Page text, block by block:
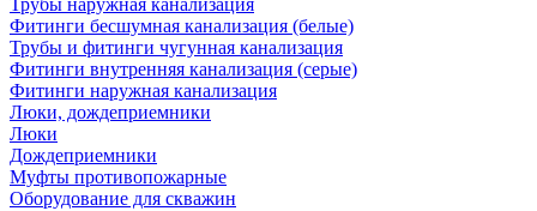
Трубы наружная канализация
Фитинги бесшумная канализация (белые)
Трубы и фитинги чугунная канализация
Фитинги внутренняя канализация (серые)
Фитинги наружная канализация
Люки, дождеприемники
Люки
Дождеприемники
Муфты противопожарные
Оборудование для скважин